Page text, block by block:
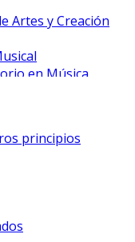
Artes y Creación
en Música
School
de Empresas y
Fintech y Comercio
principios